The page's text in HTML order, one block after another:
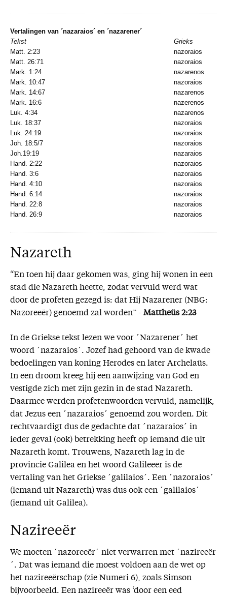
Vertalingen van ´nazaraios´ en ´nazarener´
Tekst
Grieks
Matt. 2:23
nazoraios
Matt. 26:71
nazoraios
Mark. 1:24
nazarenos
Mark. 10:47
nazoraios
Mark. 14:67
nazarenos
Mark. 16:6
nazerenos
Luk. 4:34
nazarenos
Luk. 18:37
nazoraios
Luk. 24:19
nazoraios
Joh. 18:5/7
nazoraios
Joh.19:19
nazaraios
Hand. 2:22
nazoraios
Hand. 3:6
nazoraios
Hand. 4:10
nazoraios
Hand. 6:14
nazoraios
Hand. 22:8
nazoraios
Hand. 26:9
nazoraios
Nazareth
“En toen hij daar gekomen was, ging hij wonen in een
stad die Nazareth heette, zodat vervuld werd wat
door de profeten gezegd is: dat Hij Nazarener (NBG:
Nazoreeër) genoemd zal worden” - Mattheüs 2:23
In de Griekse tekst lezen we voor ´Nazarener´ het
woord ´nazaraios´. Jozef had gehoord van de kwade
bedoelingen van koning Herodes en later Archelaüs.
In een droom kreeg hij een aanwijzing van God en
vestigde zich met zijn gezin in de stad Nazareth.
Daarmee werden profetenwoorden vervuld, namelijk,
dat Jezus een ´nazaraios´ genoemd zou worden. Dit
rechtvaardigt dus de gedachte dat ´nazaraios´ in
ieder geval (ook) betrekking heeft op iemand die uit
Nazareth komt. Trouwens, Nazareth lag in de
provincie Galilea en het woord Galileeër is de
vertaling van het Griekse ´galilaios´. Een ´nazoraios´
(iemand uit Nazareth) was dus ook een ´galilaios´
(iemand uit Galilea).
Nazireeër
We moeten ´nazoreeër´ niet verwarren met ´nazireeër
´. Dat was iemand die moest voldoen aan de wet op
het nazireeërschap (zie Numeri 6), zoals Simson
bijvoorbeeld. Een nazireeër was ‘door een eed